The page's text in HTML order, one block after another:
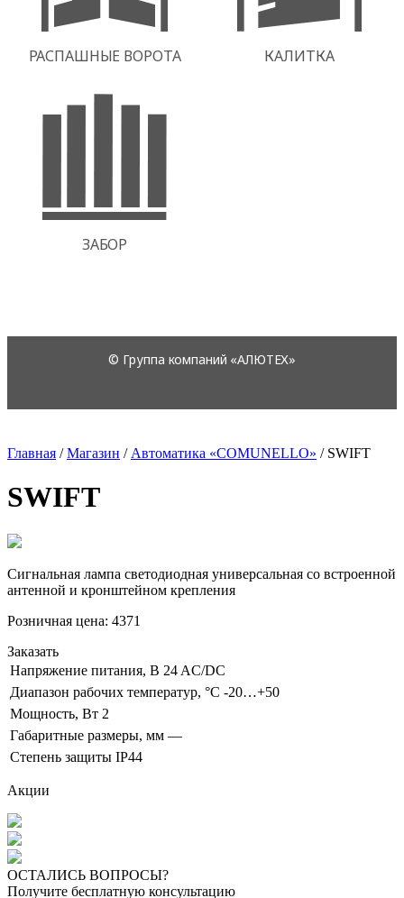
Главная /Магазин / Автоматика «COMUNELLO» / SWIFT
SWIFT
Сигнальная лампа светодиодная универсальная со встроенной
антенной и кронштейном крепления
Розничная цена: 4371
Заказать
Напряжение питания, В 24 AC/DC
Диапазон рабочих температур, °С -20…+50
Мощность, Вт 2
Габаритные размеры, мм —
Степень защиты IP44
Акции
ОСТАЛИСЬ ВОПРОСЫ?
Получите бесплатную консультацию